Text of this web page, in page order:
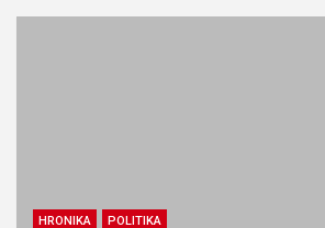
HRONIKA POLITIKA